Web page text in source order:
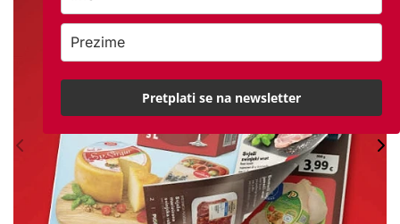
Pretplati se na newsletter